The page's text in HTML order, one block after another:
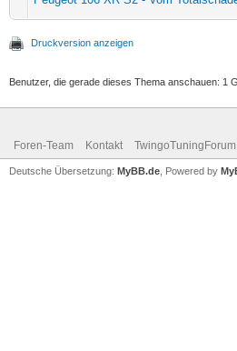
Druckversion anzeigen
Benutzer, die gerade dieses Thema anschauen: 1
Foren-Team Kontakt
Deutsche Übersetzung: MyBB.de , Powered by